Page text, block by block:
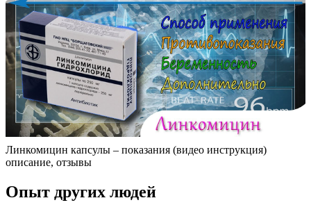
Линкомицин капсулы – показания (видео инструкция)
описание, отзывы
Опыт других людей